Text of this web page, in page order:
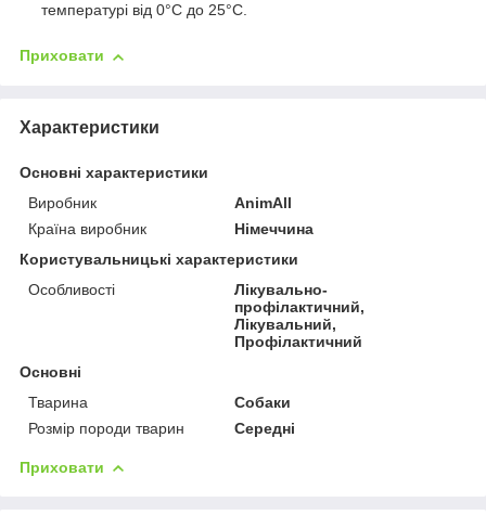
температурі від 0°C до 25°C.
Приховати
Характеристики
Основні характеристики
Виробник
AnimAll
Країна виробник
Німеччина
Користувальницькі характеристики
Особливості
Лікувально-
профілактичний,
Лікувальний,
Профілактичний
Основні
Тварина
Собаки
Розмір породи тварин
Середні
Приховати